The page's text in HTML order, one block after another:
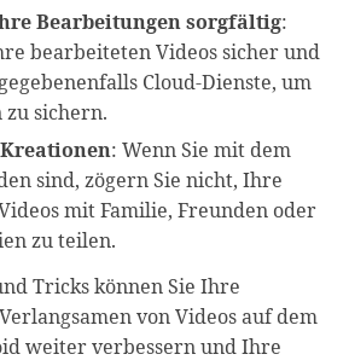
Bearbeitungen sorgfältig:
bearbeiteten Videos sicher und
Cloud-Dienste, um
sichern.
: Wenn Sie mit dem
sind, zögern Sie nicht, Ihre
mit Familie, Freunden oder
zu teilen.
Tricks können Sie Ihre
von Videos auf dem
weiter verbessern und Ihre